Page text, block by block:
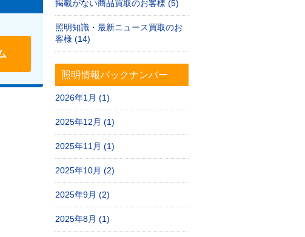
（土日祝日定休）
掲載がない商品買取のお客様 (5)
照明知識・最新ニュース買取のお
客様 (14)
照明情報バックナンバー
2026年1月 (1)
2025年12月 (1)
2025年11月 (1)
2025年10月 (2)
2025年9月 (2)
2025年8月 (1)